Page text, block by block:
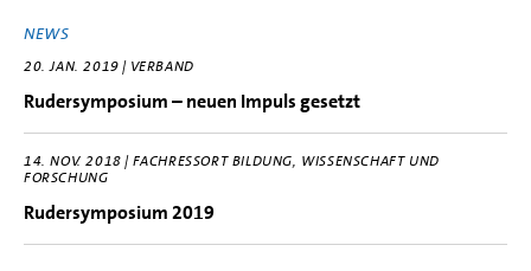
NEWS
20. JAN. 2019 | VERBAND
Rudersymposium – neuen Impuls gesetzt
14. NOV. 2018 | FACHRESSORT BILDUNG, WISSENSCHAFT UND
FORSCHUNG
Rudersymposium 2019